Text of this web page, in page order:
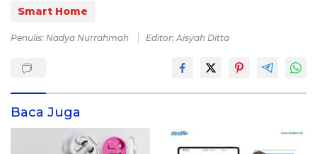
Smart Home
Penulis: Nadya Nurrahmah Editor: Aisyah Ditta
Baca Juga